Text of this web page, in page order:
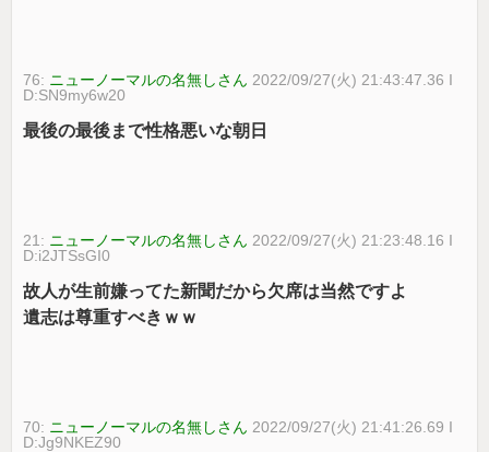
76: ニューノーマルの名無しさん 2022/09/27(火) 21:43:47.36 I
D:SN9my6w20
最後の最後まで性格悪いな朝日
21: ニューノーマルの名無しさん 2022/09/27(火) 21:23:48.16 I
D:i2JTSsGI0
故人が生前嫌ってた新聞だから欠席は当然ですよ
遺志は尊重すべきｗｗ
70: ニューノーマルの名無しさん 2022/09/27(火) 21:41:26.69 I
D:Jg9NKEZ90